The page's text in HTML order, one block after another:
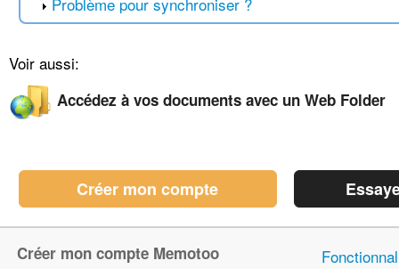
Voir aussi:
Accédez à vos documents avec un Web Folder
Créer mon compte
Créer mon compte Memotoo